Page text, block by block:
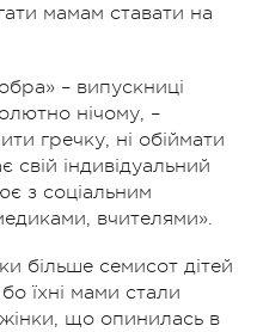
мамам ставати на
– випускниці
нічому, –
гречку, ні обіймати
індивідуальний
з соціальним
вчителями».
більше семисот дітей
їхні мами стали
що опинилась в